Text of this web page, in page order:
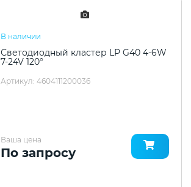
В наличии
Светодиодный кластер LP G40 4-6W
7-24V 120°
Артикул: 4604111200036
Ваша цена
По запросу